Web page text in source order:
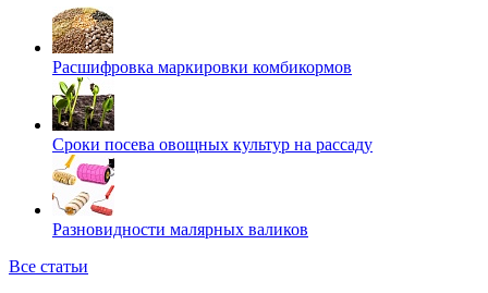
Расшифровка маркировки комбикормов
Сроки посева овощных культур на рассаду
Разновидности малярных валиков
Все статьи